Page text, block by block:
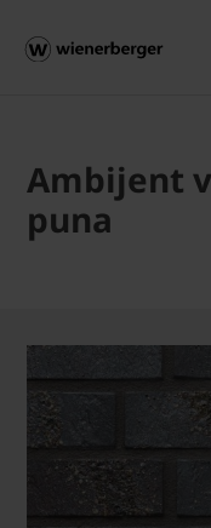
Ambijent
puna